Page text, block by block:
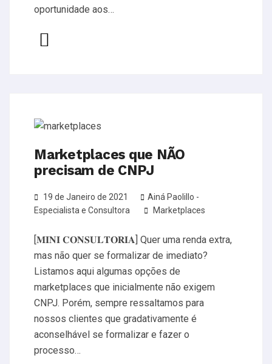
oportunidade aos…
Marketplaces que NÃO
precisam de CNPJ
19 de Janeiro de 2021
Ainá Paolillo -
Especialista e Consultora
Marketplaces
[𝐌𝐈𝐍𝐈 𝐂𝐎𝐍𝐒𝐔𝐋𝐓𝐎𝐑𝐈𝐀] Quer uma renda extra,
mas não quer se formalizar de imediato?
Listamos aqui algumas opções de
marketplaces que inicialmente não exigem
CNPJ. Porém, sempre ressaltamos para
nossos clientes que gradativamente é
aconselhável se formalizar e fazer o
processo…